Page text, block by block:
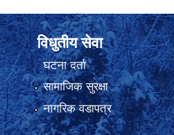
विधुतीय सेवा
घटना दर्ता
सामाजिक सुरक्षा
नागरिक वडापत्र